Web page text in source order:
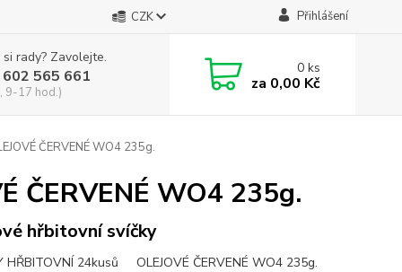
CZK Přihlášení
rady? Zavolejte.
565 661
9-17 hod.)
0ks
za 0,00 Kč
ČERVENÉ WO4 235g.
ČERVENÉ WO4 235g.
hřbitovní svíčky
HŘBITOVNÍ 24kusů OLEJOVÉ ČERVENÉ WO4 235g.